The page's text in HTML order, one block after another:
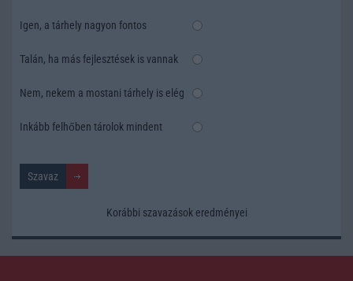
Igen, a tárhely nagyon fontos
Talán, ha más fejlesztések is vannak
Nem, nekem a mostani tárhely is elég
Inkább felhőben tárolok mindent
Korábbi szavazások eredményei